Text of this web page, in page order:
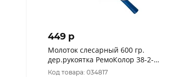
449 p
Молоток слесарный 600 гр.
дер.рукоятка РемоКолор 38-2-
106
Код товара: 034817